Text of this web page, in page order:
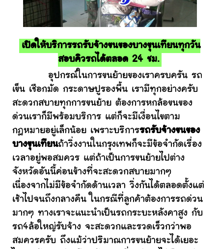
เปิดให้บริการรถรับจ้างขนของบางขุนเทียนทุกวัน
สอบคิวรถได้ตลอด 24 ชม.
อุปกรณ์ในการขนย้ายของเราครบครัน รถ
เข็น เชือกมัด กระดาษปูรองพื้น เรามีทุกอย่างครับ
สะดวกสบายทุกการขนย้าย ต้องการหกล้อขนของ
ด่วนเราก็มีพร้อมบริการ แต่ก็จะมีเงื่อนไขตาม
กฎหมายอยู่เล็กน้อย เพราะบริการรถรับจ้างขนของ
บางขุนเทียนถ้าวิ่งงานในกรุงเทพก็จะมีข้อจำกัดเรื่อง
เวลาอยู่พอสมควร แต่ถ้าเป็นการขนย้ายไปต่าง
จังหวัดอันนี้ค่อนข้างที่จะสะดวกสบายมากๆ
เนื่องจากไม่มีข้อจำกัดด้านเวลา วิ่งกันได้ตลอดตั้งแต่
เช้าไปจนถึงกลางคืน ในกรณีที่ลูกค้าต้องการรถด่วน
มากๆ ทางเราจะแนะนำเป็นรถกระบะหลังคาสูง กับ
รถ4ล้อใหญ่รับจ้าง จะสะดวกและรวดเร็วกว่าพอ
สมควรครับ ถึงแม้ว่าปริมาณการขนย้ายจะได้เยอะ